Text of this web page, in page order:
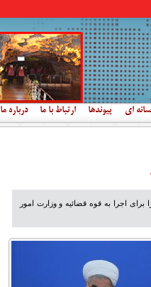
ای پیوندها ارتباط با ما درباره ما
اجرا به قوه قضائیه و وزارت امور